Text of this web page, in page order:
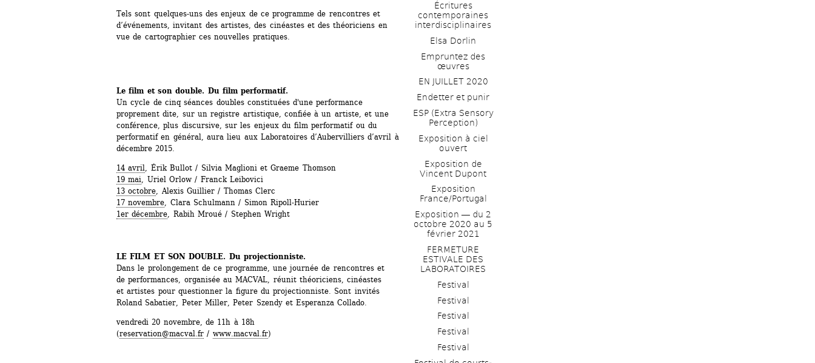
Tels sont quelques-uns des enjeux de ce programme de rencontres et
d’événements, invitant des artistes, des cinéastes et des théoriciens en
vue de cartographier ces nouvelles pratiques.
Le film et son double. Du film performatif.
Un cycle de cinq séances doubles constituées d'une performance
proprement dite, sur un registre artistique, confiée à un artiste, et une
conférence, plus discursive, sur les enjeux du film performatif ou du
performatif en général, aura lieu aux Laboratoires d’Aubervilliers d’avril à
décembre 2015.
14 avril, Érik Bullot / Silvia Maglioni et Graeme Thomson
19 mai, Uriel Orlow / Franck Leibovici
13 octobre, Alexis Guillier / Thomas Clerc
17 novembre, Clara Schulmann / Simon Ripoll-Hurier
1er décembre, Rabih Mroué / Stephen Wright
LE FILM ET SON DOUBLE. Du projectionniste.
Dans le prolongement de ce programme, une journée de rencontres et
de performances, organisée au MACVAL, réunit théoriciens, cinéastes
et artistes pour questionner la figure du projectionniste. Sont invités
Roland Sabatier, Peter Miller, Peter Szendy et Esperanza Collado.
vendredi 20 novembre, de 11h à 18h
(reservation@macval.fr / www.macval.fr)
Écritures
contemporaines
interdisciplinaires
Elsa Dorlin
Empruntez des
œuvres
EN JUILLET 2020
Endetter et punir
ESP (Extra Sensory
Perception)
Exposition à ciel
ouvert
Exposition de
Vincent Dupont
Exposition
France/Portugal
Exposition ― du 2
octobre 2020 au 5
février 2021
FERMETURE
ESTIVALE DES
LABORATOIRES
Festival
Festival
Festival
Festival
Festival